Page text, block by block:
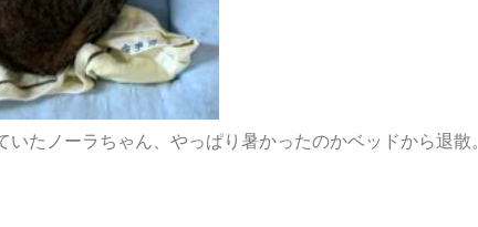
いたノーラちゃん、やっぱり暑かったのかベッドから退散。